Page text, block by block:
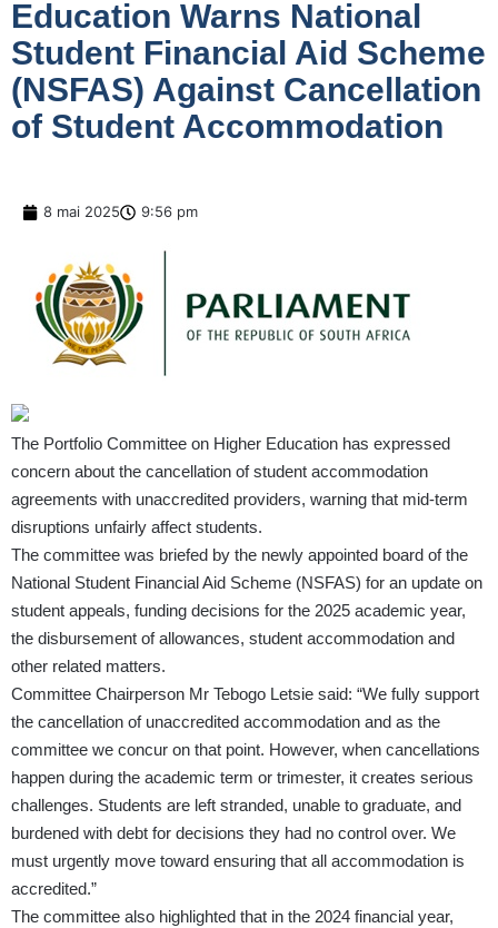
Education Warns National
Student Financial Aid Scheme
(NSFAS) Against Cancellation
of Student Accommodation
8 mai 2025 9:56 pm
The Portfolio Committee on Higher Education has expressed
concern about the cancellation of student accommodation
agreements with unaccredited providers, warning that mid-term
disruptions unfairly affect students.
The committee was briefed by the newly appointed board of the
National Student Financial Aid Scheme (NSFAS) for an update on
student appeals, funding decisions for the 2025 academic year,
the disbursement of allowances, student accommodation and
other related matters.
Committee Chairperson Mr Tebogo Letsie said: “We fully support
the cancellation of unaccredited accommodation and as the
committee we concur on that point. However, when cancellations
happen during the academic term or trimester, it creates serious
challenges. Students are left stranded, unable to graduate, and
burdened with debt for decisions they had no control over. We
must urgently move toward ensuring that all accommodation is
accredited.”
The committee also highlighted that in the 2024 financial year,